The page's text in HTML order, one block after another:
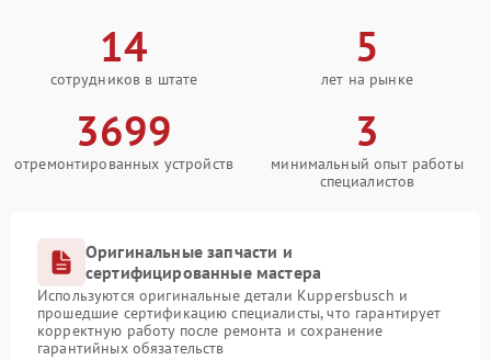
14
сотрудников в штате
5
лет на рынке
3699
отремонтированных устройств
3
минимальный опыт работы
специалистов
Оригинальные запчасти и
сертифицированные мастера
Используются оригинальные детали Kuppersbusch и
прошедшие сертификацию специалисты, что гарантирует
корректную работу после ремонта и сохранение
гарантийных обязательств